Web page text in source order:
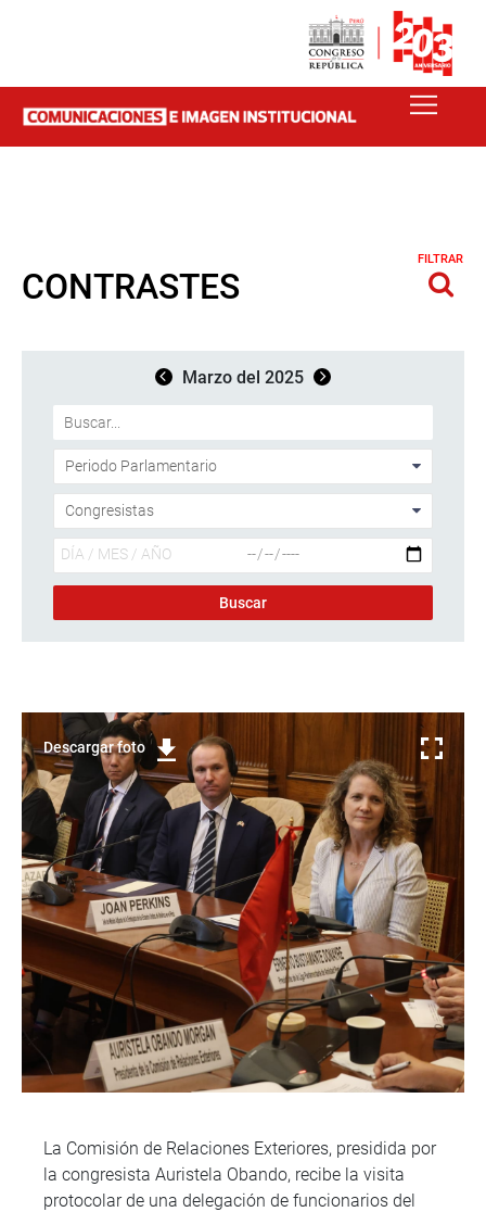
CONTRASTES
FILTRAR
Marzo del 2025
Descargar foto
La Comisión de Relaciones Exteriores, presidida por
la congresista Auristela Obando, recibe la visita
protocolar de una delegación de funcionarios del